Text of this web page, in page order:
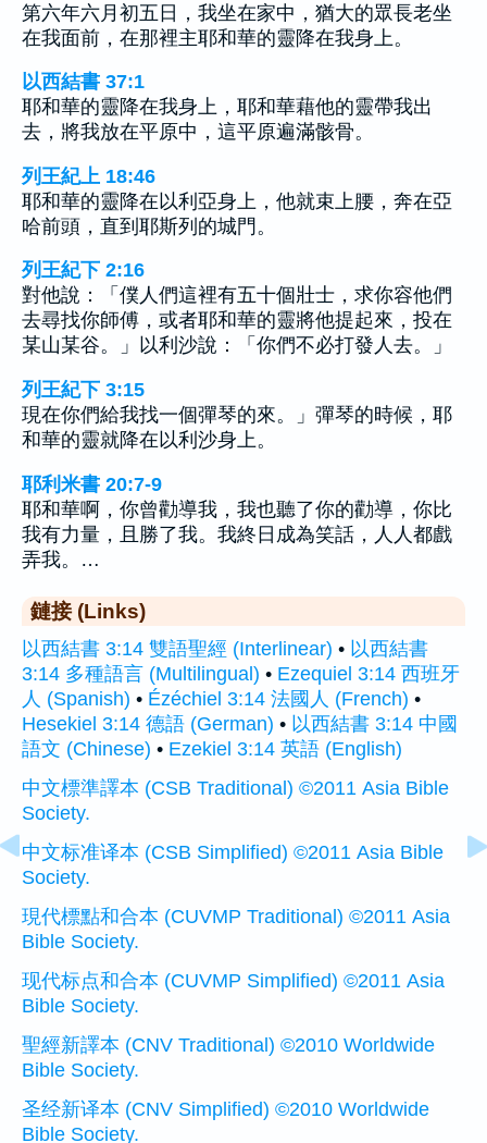
第六年六月初五日，我坐在家中，猶大的眾長老坐
在我面前，在那裡主耶和華的靈降在我身上。
以西結書 37:1
耶和華的靈降在我身上，耶和華藉他的靈帶我出
去，將我放在平原中，這平原遍滿骸骨。
列王紀上 18:46
耶和華的靈降在以利亞身上，他就束上腰，奔在亞
哈前頭，直到耶斯列的城門。
列王紀下 2:16
對他說：「僕人們這裡有五十個壯士，求你容他們
去尋找你師傅，或者耶和華的靈將他提起來，投在
某山某谷。」以利沙說：「你們不必打發人去。」
列王紀下 3:15
現在你們給我找一個彈琴的來。」彈琴的時候，耶
和華的靈就降在以利沙身上。
耶利米書 20:7-9
耶和華啊，你曾勸導我，我也聽了你的勸導，你比
我有力量，且勝了我。我終日成為笑話，人人都戲
弄我。…
鏈接 (Links)
以西結書 3:14 雙語聖經 (Interlinear) • 以西結書
3:14 多種語言 (Multilingual) • Ezequiel 3:14 西班牙
人 (Spanish) • Ézéchiel 3:14 法國人 (French) •
Hesekiel 3:14 德語 (German) • 以西結書 3:14 中國
語文 (Chinese) • Ezekiel 3:14 英語 (English)
中文標準譯本 (CSB Traditional) ©2011 Asia Bible
Society.
中文标准译本 (CSB Simplified) ©2011 Asia Bible
Society.
現代標點和合本 (CUVMP Traditional) ©2011 Asia
Bible Society.
现代标点和合本 (CUVMP Simplified) ©2011 Asia
Bible Society.
聖經新譯本 (CNV Traditional) ©2010 Worldwide
Bible Society.
圣经新译本 (CNV Simplified) ©2010 Worldwide
Bible Society.